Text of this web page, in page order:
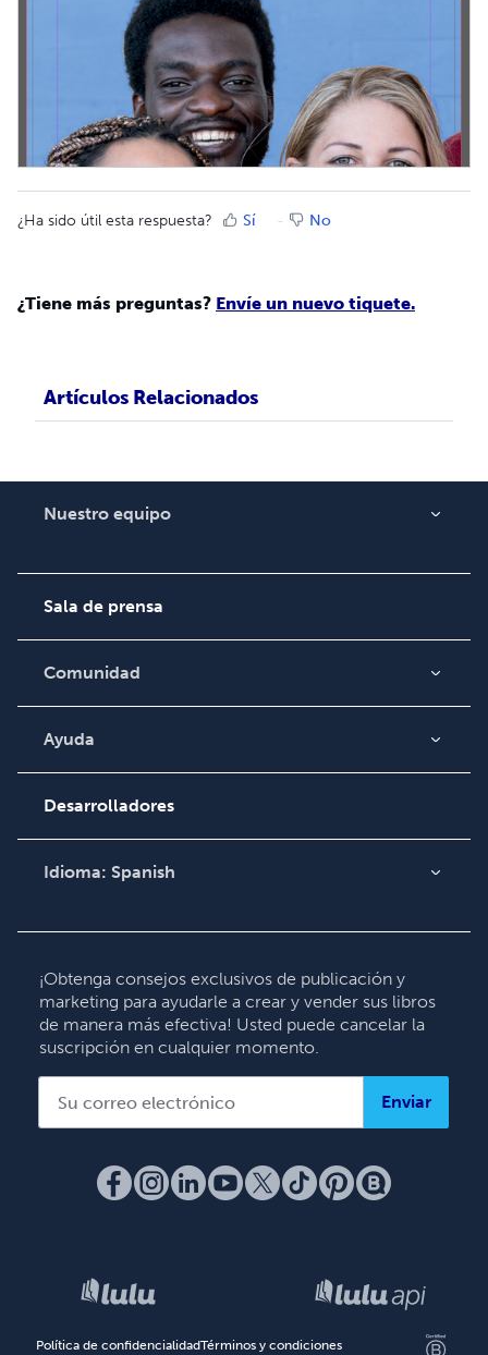
¿Ha sido útil esta respuesta? Sí No
¿Tiene más preguntas? Envíe un nuevo tiquete.
Artículos Relacionados
Nuestro equipo
Empleo
Sala de prensa
Comunidad
Blog
Video
Podcast
Ayuda
Búsqueda de pedidos
Base de conocimientos
Comuníquese con
Desarrolladores
Idioma: Spanish
Deutsch
Français
Italiano
Español
¡Obtenga consejos exclusivos de publicación y
marketing para ayudarle a crear y vender sus libros
de manera más efectiva! Usted puede cancelar la
suscripción en cualquier momento.
Enviar
Política de confidencialidadTérminos y condiciones